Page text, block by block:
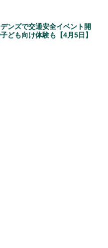
デンズで交通安全イベント開
ども向け体験も【4月5日】